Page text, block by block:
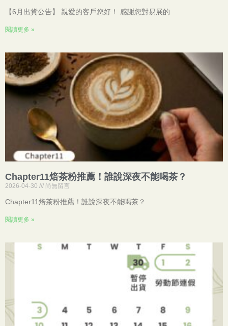
【6月出貨公告】 親愛的客戶您好！ 感謝您對易展的
閱讀更多 »
Chapter11焙茶粉推薦！誰說深夜不能喝茶？
2026-04-30 尚無留言
Chapter11焙茶粉推薦！誰說深夜不能喝茶？
閱讀更多 »